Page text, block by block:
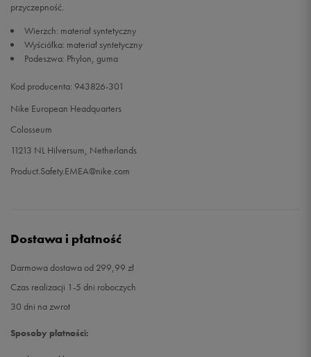
przyczepność.
Wierzch: materiał syntetyczny
Wyściółka: materiał syntetyczny
Podeszwa: Phylon, guma
Kod producenta: 943826-301
Nike European Headquarters
Colosseum
11213 NL Hilversum, Netherlands
Product.Safety.EMEA@nike.com
Dostawa i płatność
Darmowa dostawa od 299,99 zł
Czas realizacji 1-5 dni roboczych
30 dni na zwrot
Sposoby płatności: